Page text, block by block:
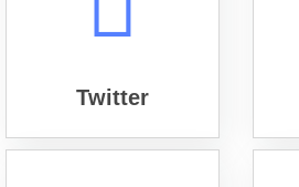
Twitter